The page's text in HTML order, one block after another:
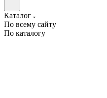
Каталог
По всему сайту
По каталогу